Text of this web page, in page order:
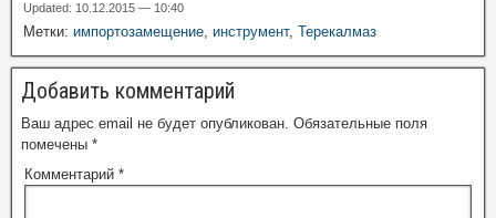
Updated: 10.12.2015 — 10:40
Метки: импортозамещение, инструмент, Терекалмаз
Добавить комментарий
Ваш адрес email не будет опубликован. Обязательные поля
помечены *
Комментарий *